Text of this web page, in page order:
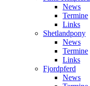
News
Termine
Links
Shetlandpony
News
Termine
Links
Fjordpferd
News